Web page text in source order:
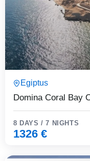
Egiptus
Domina Coral Bay
8 DAYS / 7 NIGHTS
1326 €